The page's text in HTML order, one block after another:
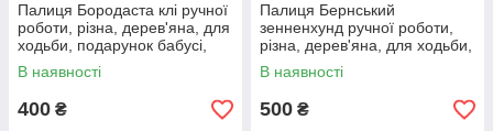
Палиця Бородаста клі ручної
роботи, різна, дерев'яна, для
ходьби, подарунок бабусі,
дідусі, літнім
В наявності
400 ₴
Палиця Бернський
зенненхунд ручної роботи,
різна, дерев'яна, для ходьби,
подарунок бабусі, дідусі,
літнім
В наявності
500 ₴